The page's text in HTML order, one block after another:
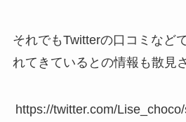
それでもTwitterの口コミなど
れてきているとの情報も散見
https://twitter.com/